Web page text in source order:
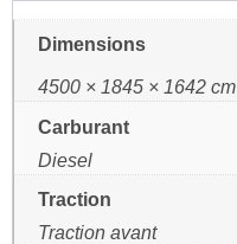
Dimensions
4500 × 1845 × 1642 cm
Carburant
Diesel
Traction
Traction avant